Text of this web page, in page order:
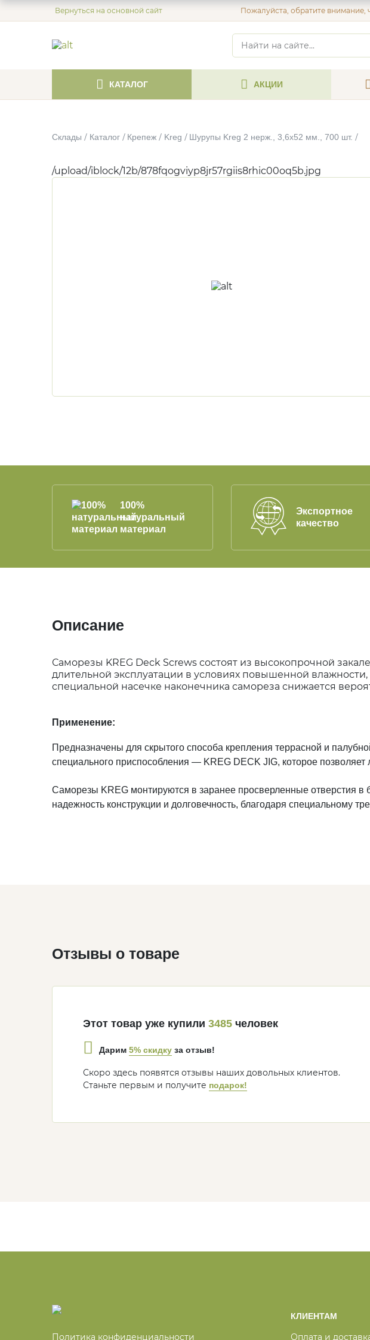
Вернуться на основной сайт Пожалуйста, обратите внимание,
КАТАЛОГ АКЦИИ
Склады Каталог Крепеж Kreg Шурупы Kreg 2 нерж., 3,6х52 мм., 700 шт.
/upload/iblock/12b/878fqogviyp8jr57rgiis8rhic00oq5b.jpg
100%
натуральный
материал
Экспортное
качество
Описание
Саморезы KREG Deck Screws состоят из высокопрочной
длительной эксплуатации в условиях повышенной
специальной насечке наконечника самореза снижается
Применение:
Предназначены для скрытого способа крепления террасной и
специального приспособления — KREG DECK JIG, которое
Саморезы KREG монтируются в заранее просверленные отверстия в
надежность конструкции и долговечность, благодаря
Отзывы о товаре
Этот товар уже купили3485 человек
Дарим 5% скидку за отзыв!
Скоро здесь появятся отзывы наших довольных клиентов.
Станьте первым и получите подарок!
Политика конфиденциальности
КЛИЕНТАМ
Оплата и